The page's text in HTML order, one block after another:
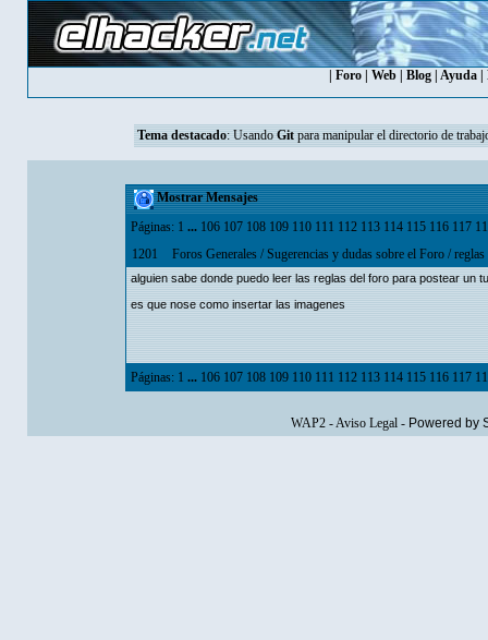
Foro| Web| Blog| Ayuda|
Tema destacado: Usando Git para manipular el directorio de
Mostrar Mensajes
Páginas: 1 ... 106 107 108 109 110 111 112 113 114 115 116 117
1201
Foros Generales/Sugerencias y dudas sobre el Foro/
alguien sabe donde puedo leer las reglas del foro para postear un
es que nose como insertar las imagenes
Páginas: 1 ... 106 107 108 109 110 111 112 113 114 115 116 117
WAP2-Aviso Legal- Powered by